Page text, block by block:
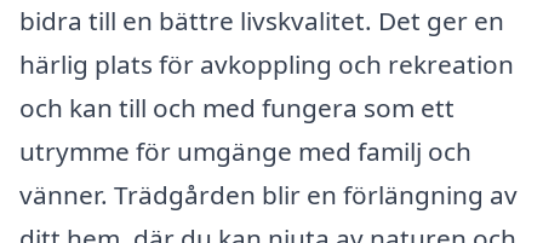
bidra till en bättre livskvalitet. Det ger en
härlig plats för avkoppling och rekreation
och kan till och med fungera som ett
utrymme för umgänge med familj och
vänner. Trädgården blir en förlängning av